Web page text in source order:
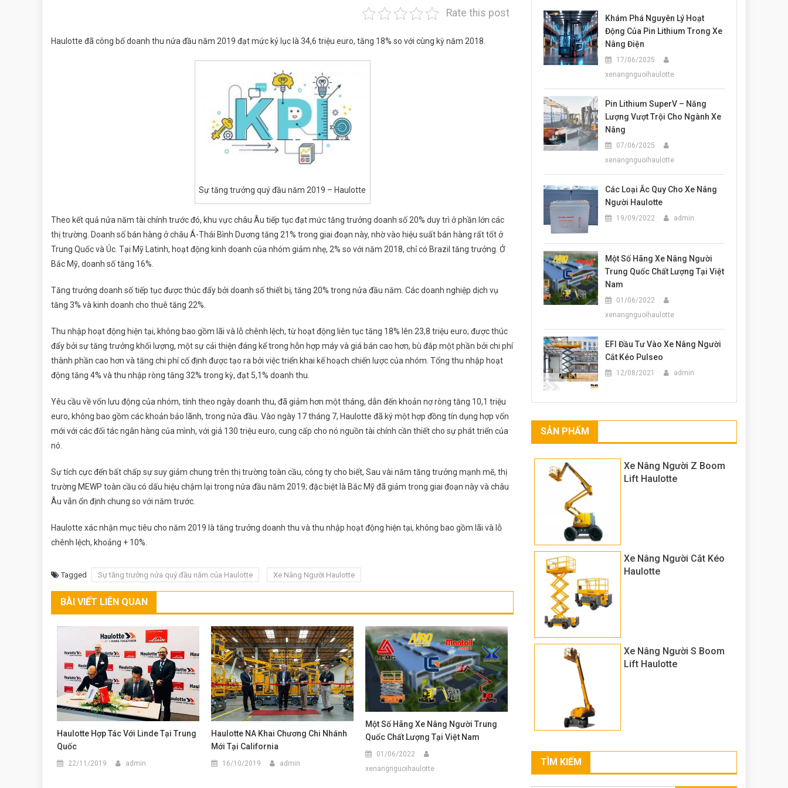
Rate this post
Haulotte đã công bố doanh thu nửa đầu năm 2019 đạt mức kỷ lục là 34,6 triệu euro, tăng 18% so với cùng kỳ năm 2018.
Sự tăng trưởng quý đầu năm 2019 – Haulotte
Theo kết quả nửa năm tài chính trước đó, khu vực châu Âu tiếp tục đạt mức tăng trưởng doanh số 20% duy trì ở phần lớn các
thị trường. Doanh số bán hàng ở châu Á-Thái Bình Dương tăng 21% trong giai đoạn này, nhờ vào hiệu suất bán hàng rất tốt ở
Trung Quốc và Úc. Tại Mỹ Latinh, hoạt động kinh doanh của nhóm giảm nhẹ, 2% so với năm 2018, chỉ có Brazil tăng trưởng. Ở
Bắc Mỹ, doanh số tăng 16%.
Tăng trưởng doanh số tiếp tục được thúc đẩy bởi doanh số thiết bị, tăng 20% ​​trong nửa đầu năm. Các doanh nghiệp dịch vụ
tăng 3% và kinh doanh cho thuê tăng 22%.
Thu nhập hoạt động hiện tại, không bao gồm lãi và lỗ chênh lệch, từ hoạt động liên tục tăng 18% lên 23,8 triệu euro; được thúc
đẩy bởi sự tăng trưởng khối lượng, một sự cải thiện đáng kể trong hỗn hợp máy và giá bán cao hơn, bù đắp một phần bởi chi phí
thành phần cao hơn và tăng chi phí cố định được tạo ra bởi việc triển khai kế hoạch chiến lược của nhóm. Tổng thu nhập hoạt
động tăng 4% và thu nhập ròng tăng 32% trong kỳ, đạt 5,1% doanh thu.
Yêu cầu về vốn lưu động của nhóm, tính theo ngày doanh thu, đã giảm hơn một tháng, dẫn đến khoản nợ ròng tăng 10,1 triệu
euro, không bao gồm các khoản bảo lãnh, trong nửa đầu. Vào ngày 17 tháng 7, Haulotte đã ký một hợp đồng tín dụng hợp vốn
mới với các đối tác ngân hàng của mình, với giá 130 triệu euro, cung cấp cho nó nguồn tài chính cần thiết cho sự phát triển của
nó.
Sự tích cực đến bất chấp sự suy giảm chung trên thị trường toàn cầu, công ty cho biết, Sau vài năm tăng trưởng mạnh mẽ, thị
trường MEWP toàn cầu có dấu hiệu chậm lại trong nửa đầu năm 2019; đặc biệt là Bắc Mỹ đã giảm trong giai đoạn này và châu
Âu vẫn ổn định chung so với năm trước.
Haulotte xác nhận mục tiêu cho năm 2019 là tăng trưởng doanh thu và thu nhập hoạt động hiện tại, không bao gồm lãi và lỗ
chênh lệch, khoảng + 10%.
Tagged Sự tăng trưởng nửa quý đầu năm của Haulotte Xe Nâng Người Haulotte
BÀI VIẾT LIÊN QUAN
Haulotte Hợp Tác Với Linde Tại Trung
Quốc
22/11/2019 admin
Haulotte NA Khai Chương Chi Nhánh
Mới Tại California
16/10/2019 admin
Một Số Hãng Xe Nâng Người Trung
Quốc Chất Lượng Tại Việt Nam
01/06/2022
xenangnguoihaulotte
Khám Phá Nguyên Lý Hoạt
Động Của Pin Lithium Trong Xe
Nâng Điện
17/06/2025
xenangnguoihaulotte
Pin Lithium SuperV – Năng
Lượng Vượt Trội Cho Ngành Xe
Nâng
07/06/2025
xenangnguoihaulotte
Các Loại Ắc Quy Cho Xe Nâng
Người Haulotte
19/09/2022 admin
Một Số Hãng Xe Nâng Người
Trung Quốc Chất Lượng Tại Việt
Nam
01/06/2022
xenangnguoihaulotte
EFI Đầu Tư Vào Xe Nâng Người
Cắt Kéo Pulseo
12/08/2021 admin
SẢN PHẨM
Xe Nâng Người Z Boom
Lift Haulotte
Xe Nâng Người Cắt Kéo
Haulotte
Xe Nâng Người S Boom
Lift Haulotte
TÌM KIẾM